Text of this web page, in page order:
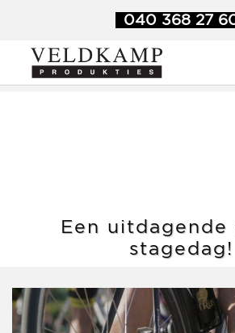
040 368 27
Een uitdagende
stagedag!